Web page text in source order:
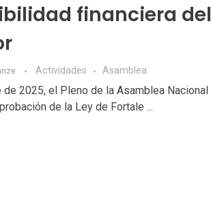
financiera del
Actividades Asamblea
de 2025, el Pleno de la Asamblea Nacional
de la Ley de Fortale ...